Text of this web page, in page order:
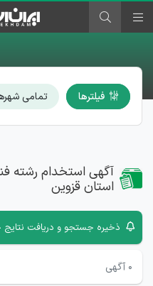
فیلترها تمامی
آگهی استخدام رشته
استان قزوین
ذخیره جستجو و دریافت نتایج
۰ آگهی